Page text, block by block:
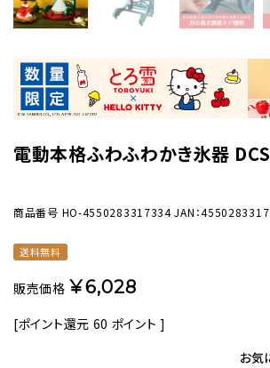
電動本格ふわふわかき氷器
商品番号 HO-4550283317334 JAN：
送料無料
販売価格 ¥6,028
[ポイント還元 60 ポイント ]
お気